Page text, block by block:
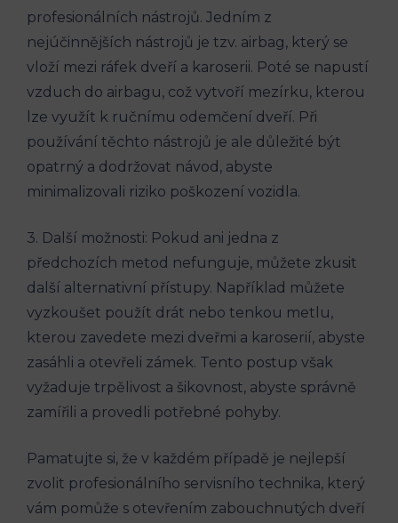
profesionálních nástrojů. Jedním z
nejúčinnějších nástrojů je tzv. airbag, který se
vloží mezi ráfek dveří a karoserii. Poté se napustí
vzduch do airbagu, což vytvoří mezírku, kterou
lze využít k ručnímu odemčení dveří. Při
používání těchto nástrojů je ale důležité být
opatrný a dodržovat návod, abyste
minimalizovali riziko poškození vozidla.
3. Další možnosti: Pokud ani jedna z
předchozích metod nefunguje, můžete zkusit
další alternativní přístupy. Například můžete
vyzkoušet použít drát nebo tenkou metlu,
kterou zavedete mezi dveřmi a karoserií, abyste
zasáhli a otevřeli zámek. Tento postup však
vyžaduje trpělivost a šikovnost, abyste správně
zamířili a provedli potřebné pohyby.
Pamatujte si, že v každém případě je nejlepší
zvolit profesionálního servisního technika, který
vám pomůže s otevřením zabouchnutých dveří